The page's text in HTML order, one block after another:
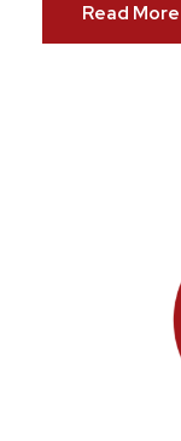
Read More